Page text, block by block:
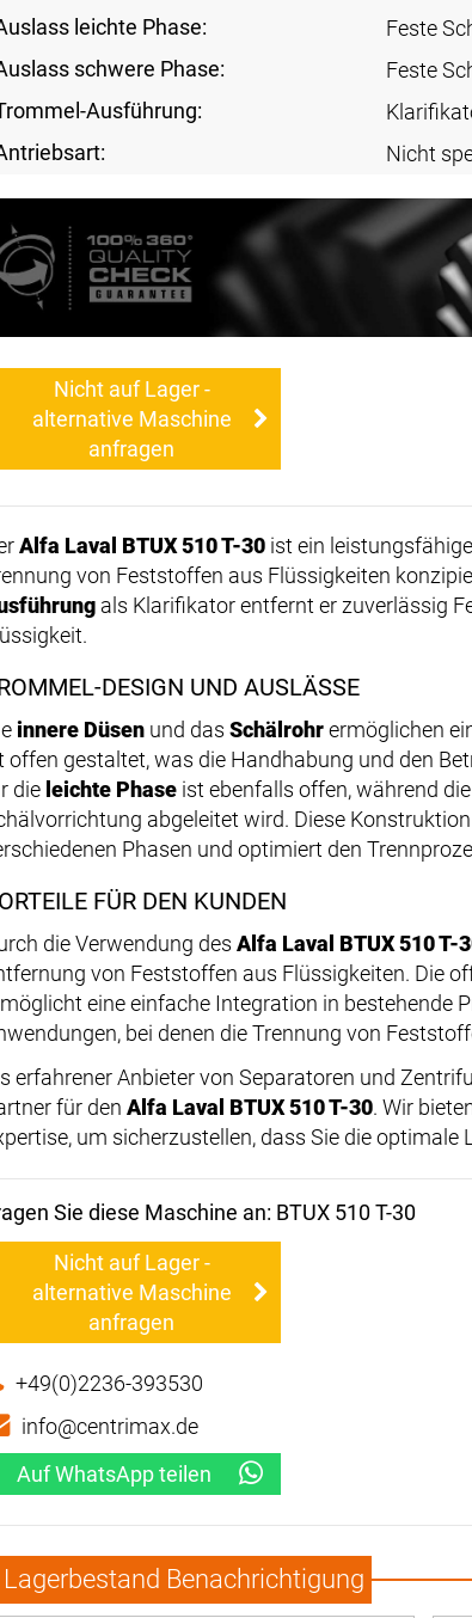
leichte Phase:
Feste
schwere Phase:
Feste
Ausführung:
Nicht
Nicht auf Lager -
alternative Maschine
anfragen
Alfa Laval BTUX 510 T-30 ist ein
von Feststoffen aus Flüssigkeiten
als Klarifikator entfernt er zuverlässig
DESIGN UND AUSLÄSSE
innere Düsen und das Schälrohrermöglichen
offen gestaltet, was die Handhabung und den
die leichte Phase ist ebenfalls offen, während die
abgeleitet wird. Diese
Phasen und optimiert den
FÜR DEN KUNDEN
die Verwendung des Alfa Laval BTUX 510 T-
von Feststoffen aus Flüssigkeiten. Die
eine einfache Integration in bestehende
bei denen die Trennung von
erfahrener Anbieter von Separatoren und
für den Alfa Laval BTUX 510 T-30. Wir
um sicherzustellen, dass Sie die
Sie diese Maschine an: BTUX 510 T-30
Nicht auf Lager -
alternative Maschine
anfragen
+49(0)2236-393530
info@centrimax.de
Auf WhatsApp teilen
Lagerbestand Benachrichtigung